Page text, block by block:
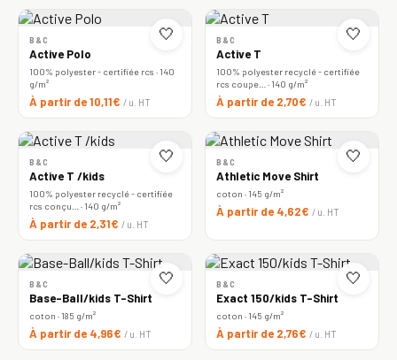
🤍
B&C
Active Polo
100% polyester - certifiée rcs · 140
g/m²
À partir de 10,11€ / u. HT
🤍
B&C
Active T
100% polyester recyclé - certifiée
rcs coupe… · 140 g/m²
À partir de 2,70€ / u. HT
🤍
B&C
Active T /kids
100% polyester recyclé - certifiée
rcs conçu… · 140 g/m²
À partir de 2,31€ / u. HT
🤍
B&C
Athletic Move Shirt
coton · 145 g/m²
À partir de 4,62€ / u. HT
🤍
B&C
Base-Ball/kids T-Shirt
coton · 185 g/m²
À partir de 4,96€ / u. HT
🤍
B&C
Exact 150/kids T-Shirt
coton · 145 g/m²
À partir de 2,76€ / u. HT